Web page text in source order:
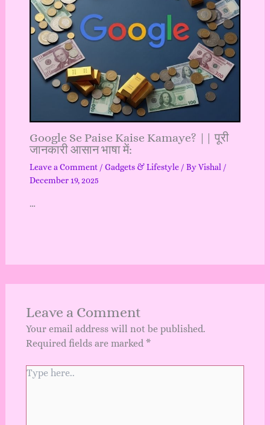
Google Se Paise Kaise Kamaye? || पूरी
जानकारी आसान भाषा में:
Leave a Comment / Gadgets & Lifestyle/ ByVishal /
December 19, 2025
…
Leave a Comment
Your email address will not be published.
Required fields are marked *
Type